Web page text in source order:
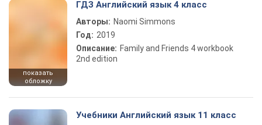
показать
обложку
ГДЗ Английский язык 4 класс
Авторы: Naomi Simmons
Год: 2019
Описание: Family and Friends 4 workbook
2nd edition
Учебники Английский язык 11 класс